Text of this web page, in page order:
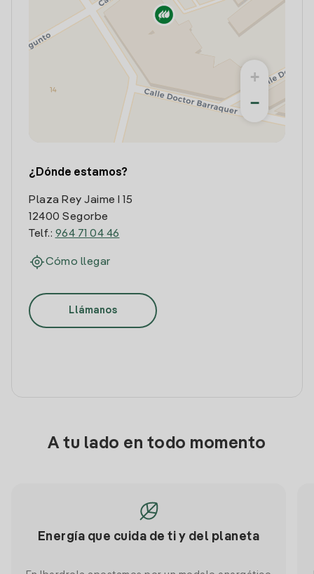
+
−
¿Dónde estamos?
Plaza Rey Jaime I 15
12400 Segorbe
Telf.: 964 71 04 46
Cómo llegar
Llámanos
A tu lado en todo momento
Energía que cuida de ti y del planeta